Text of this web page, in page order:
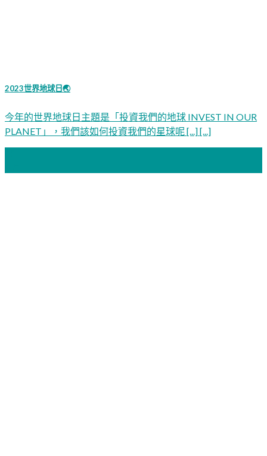
2023世界地球日🌏
今年的世界地球日主題是「投資我們的地球 INVEST IN OUR
PLANET」，我們該如何投資我們的星球呢 [...] [...]